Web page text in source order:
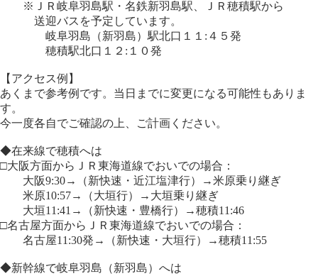
※ＪＲ岐阜羽島駅・名鉄新羽島駅、ＪＲ穂積駅から
送迎バスを予定しています。
岐阜羽島（新羽島）駅北口１１:４５発
穂積駅北口１２:１０発
【アクセス例】
あくまで参考例です。当日までに変更になる可能性もありま
す。
今一度各自でご確認の上、ご計画ください。
◆在来線で穂積へは
□大阪方面からＪＲ東海道線でおいでの場合：
大阪9:30→（新快速・近江塩津行）→米原乗り継ぎ
米原10:57→（大垣行）→大垣乗り継ぎ
大垣11:41→（新快速・豊橋行）→穂積11:46
□名古屋方面からＪＲ東海道線でおいでの場合：
名古屋11:30発→（新快速・大垣行）→穂積11:55
◆新幹線で岐阜羽島（新羽島）へは